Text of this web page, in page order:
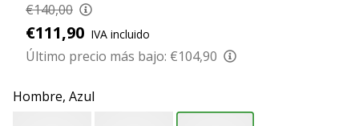
¡Nuestros
consejos
te
ayudarán
elegir
€140,00
€111,90 IVA incluido
Último precio más bajo: €104,90
Hombre, Azul